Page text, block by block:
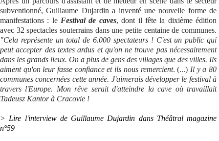
Se connecter
subventionné, Guillaume Dujardin a inventé une nouvelle forme de
manifestations : le Festival de caves, dont il fête la dixième édition
avec 32 spectacles souterrains dans une petite centaine de communes.
"Cela représente un total de 6.000 spectateurs ! C'est un public qui
peut accepter des textes ardus et qu'on ne trouve pas nécessairement
dans les grands lieux. On a plus de gens des villages que des villes. Ils
aiment qu'on leur fasse confiance et ils nous remercient. (...) Il y a 80
communes concernées cette année. J'aimerais développer le festival à
travers l'Europe. Mon rêve serait d'atteindre la cave où travaillait
Tadeusz Kantor à Cracovie !
> Lire l'interview de Guillaume Dujardin dans Théâtral magazine
n°59